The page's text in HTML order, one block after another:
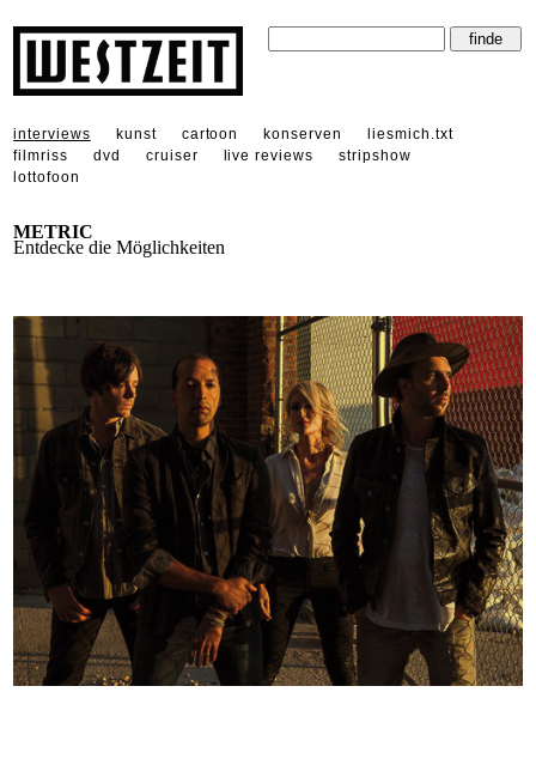
interviews kunst cartoon konserven
liesmich.txt
filmriss
dvd cruiser live reviews
stripshow
lottofoon
METRIC
Entdecke die Möglichkeiten